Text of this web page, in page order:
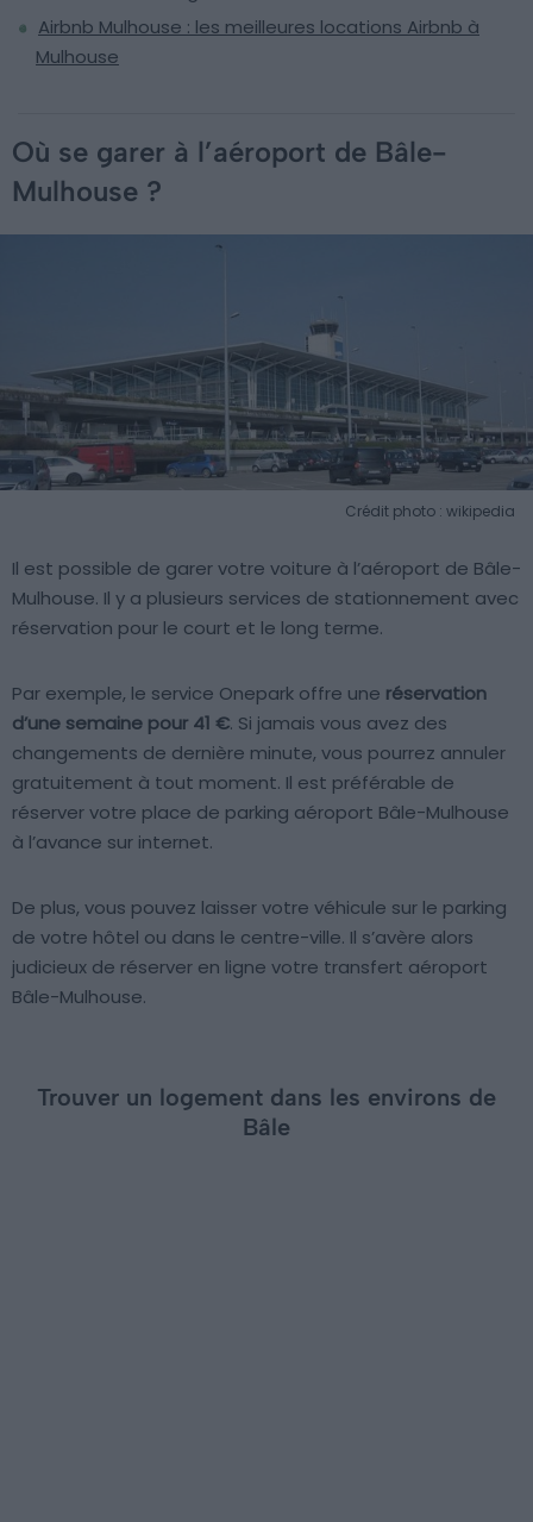
Airbnb Mulhouse : les meilleures locations Airbnb à
Mulhouse
Où se garer à l’aéroport de Bâle-
Mulhouse ?
Crédit photo : wikipedia
Il est possible de garer votre voiture à l’aéroport de Bâle-
Mulhouse. Il y a plusieurs services de stationnement avec
réservation pour le court et le long terme.
Par exemple, le service Onepark offre une réservation
d’une semaine pour 41 €. Si jamais vous avez des
changements de dernière minute, vous pourrez annuler
gratuitement à tout moment. Il est préférable de
réserver votre place de parking aéroport Bâle-Mulhouse
à l’avance sur internet.
De plus, vous pouvez laisser votre véhicule sur le parking
de votre hôtel ou dans le centre-ville. Il s’avère alors
judicieux de réserver en ligne votre transfert aéroport
Bâle-Mulhouse.
Trouver un logement dans les environs de
Bâle